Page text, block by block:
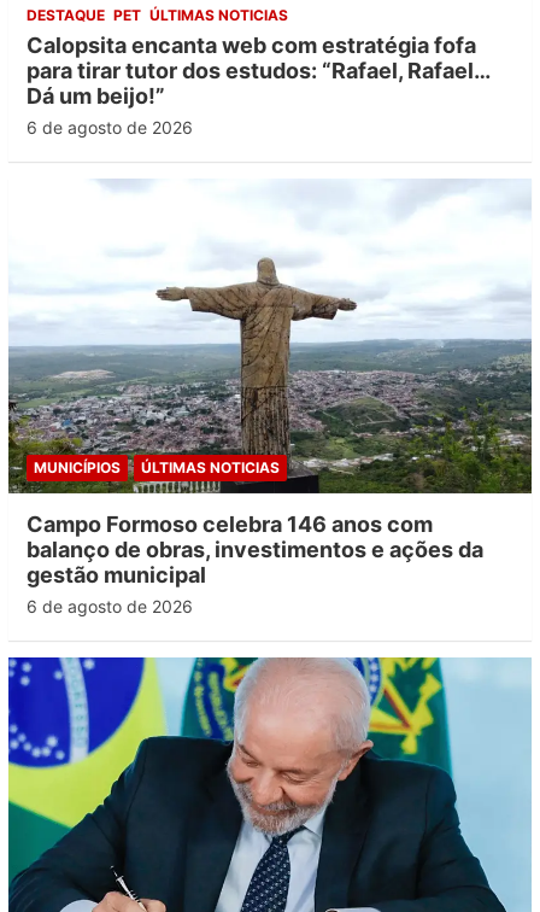
DESTAQUE PET ÚLTIMAS NOTICIAS
Calopsita encanta web com estratégia fofa
para tirar tutor dos estudos: “Rafael, Rafael…
Dá um beijo!”
6 de agosto de 2026
MUNICÍPIOS ÚLTIMAS NOTICIAS
Campo Formoso celebra 146 anos com
balanço de obras, investimentos e ações da
gestão municipal
6 de agosto de 2026